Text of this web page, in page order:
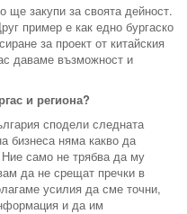
ще закупи за своята дейност.
пример е как едно бургаско
за проект от китайския
даваме възможност и
и региона?
сподели следната
бизнеса няма какво да
само не трябва да му
да не срещат пречки в
усилия да сме точни,
и да им